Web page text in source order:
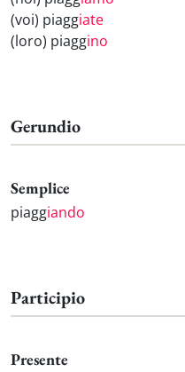
(voi) piaggiate
(loro) piaggino
Gerundio
Semplice
piaggiando
Participio
Presente